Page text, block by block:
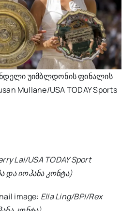
უიმბლდონის ფინალის
Mullane/USA TODAY Sports
Lai/USA TODAY Sport
და იოჰანა კონტა)
image: Ella Ling/BPI/Rex